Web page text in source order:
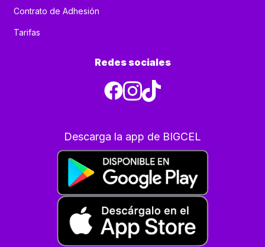
Contrato de Adhesión
Tarifas
Redes sociales
Descarga la app de BIGCEL